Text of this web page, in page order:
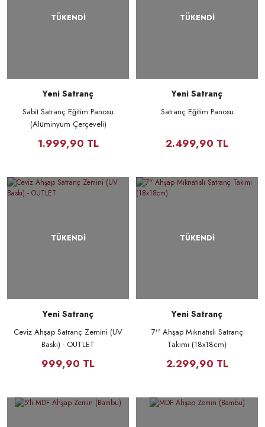
TÜKENDİ
Yeni Satranç
Sabit Satranç Eğitim Panosu
(Alüminyum Çerçeveli)
1.999,90 TL
TÜKENDİ
Yeni Satranç
Satranç Eğitim Panosu
2.499,90 TL
TÜKENDİ
Yeni Satranç
Ceviz Ahşap Satranç Zemini (UV
Baskı) - OUTLET
999,90 TL
TÜKENDİ
Yeni Satranç
7'' Ahşap Mıknatıslı Satranç
Takımı (18x18cm)
2.299,90 TL